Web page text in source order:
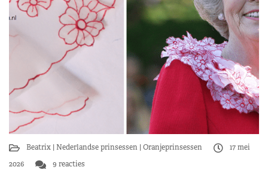
Beatrix Nederlandse prinsessen Oranjeprinsessen
17 mei
2026
9 reacties